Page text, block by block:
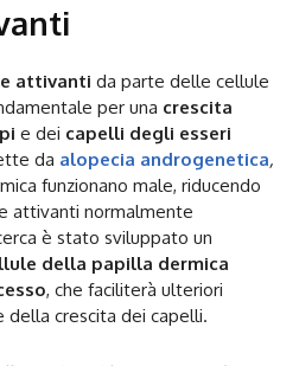
attivanti da parte delle cellule
per una crescita
e dei capelli degli esseri
da alopecia androgenetica,
funzionano male, riducendo
attivanti normalmente
è stato sviluppato un
della papilla dermica
, che faciliterà ulteriori
della crescita dei capelli.